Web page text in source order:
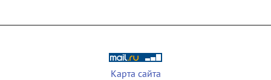
Карта сайта